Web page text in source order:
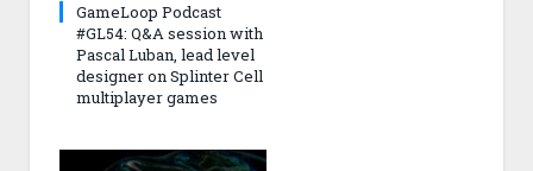
GameLoop Podcast
#GL54: Q&A session with
Pascal Luban, lead level
designer on Splinter Cell
multiplayer games